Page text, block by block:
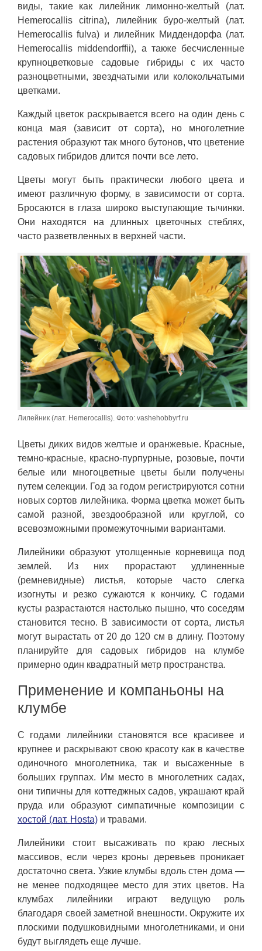
виды, такие как лилейник лимонно-желтый (лат.
Hemerocallis citrina), лилейник буро-желтый (лат.
Hemerocallis fulva) и лилейник Миддендорфа (лат.
Hemerocallis middendorffii), а также бесчисленные
крупноцветковые садовые гибриды с их часто
разноцветными, звездчатыми или колокольчатыми
цветками.
Каждый цветок раскрывается всего на один день с
конца мая (зависит от сорта), но многолетние
растения образуют так много бутонов, что цветение
садовых гибридов длится почти все лето.
Цветы могут быть практически любого цвета и
имеют различную форму, в зависимости от сорта.
Бросаются в глаза широко выступающие тычинки.
Они находятся на длинных цветочных стеблях,
часто разветвленных в верхней части.
Лилейник (лат. Hemerocallis). Фото: vashehobbyrf.ru
Цветы диких видов желтые и оранжевые. Красные,
темно-красные, красно-пурпурные, розовые, почти
белые или многоцветные цветы были получены
путем селекции. Год за годом регистрируются сотни
новых сортов лилейника. Форма цветка может быть
самой разной, звездообразной или круглой, со
всевозможными промежуточными вариантами.
Лилейники образуют утолщенные корневища под
землей. Из них прорастают удлиненные
(ремневидные) листья, которые часто слегка
изогнуты и резко сужаются к кончику. С годами
кусты разрастаются настолько пышно, что соседям
становится тесно. В зависимости от сорта, листья
могут вырастать от 20 до 120 см в длину. Поэтому
планируйте для садовых гибридов на клумбе
примерно один квадратный метр пространства.
Применение и компаньоны на
клумбе
С годами лилейники становятся все красивее и
крупнее и раскрывают свою красоту как в качестве
одиночного многолетника, так и высаженные в
больших группах. Им место в многолетних садах,
они типичны для коттеджных садов, украшают край
пруда или образуют симпатичные композиции с
хостой (лат. Hosta) и травами.
Лилейники стоит высаживать по краю лесных
массивов, если через кроны деревьев проникает
достаточно света. Узкие клумбы вдоль стен дома —
не менее подходящее место для этих цветов. На
клумбах лилейники играют ведущую роль
благодаря своей заметной внешности. Окружите их
плоскими подушковидными многолетниками, и они
будут выглядеть еще лучше.